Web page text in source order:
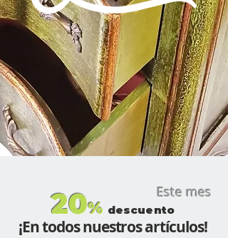
Este mes
20% descuento
¡En todos nuestros artículos!